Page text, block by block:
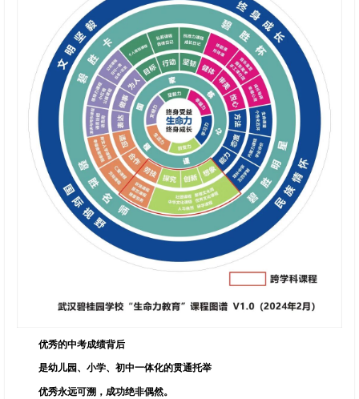
优秀的中考成绩背后
是幼儿园、小学、初中一体化的贯通托举
优秀永远可溯，成功绝非偶然。